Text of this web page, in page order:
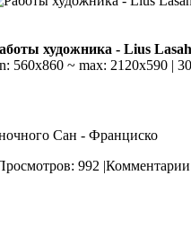
художника - Lius
560x860 ~ max: 2120x590 |
Сан - Франциско
992 |